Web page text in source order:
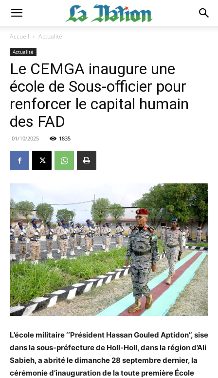
Accueil Actualité
Actualité
Le CEMGA inaugure une
école de Sous-officier pour
renforcer le capital humain
des FAD
01/10/2025 1835
L’école militaire ‘‘Président Hassan Gouled Aptidon’’, sise
dans la sous-préfecture de Holl-Holl, dans la région d’Ali
Sabieh, a abrité le dimanche 28 septembre dernier, la
cérémonie d’inauguration de la toute première École